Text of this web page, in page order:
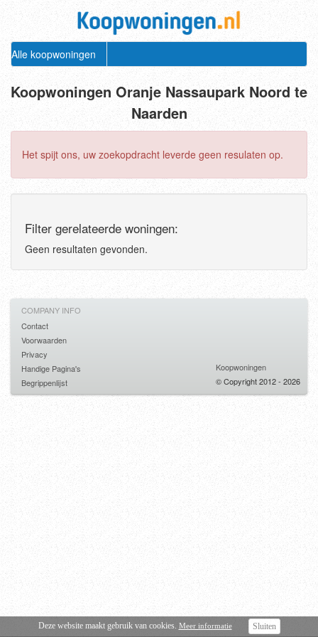
Alle koopwoningen
Koopwoningen Oranje Nassaupark Noord te
Naarden
Het spijt ons, uw zoekopdracht leverde geen resulaten op.
Filter gerelateerde woningen:
Geen resultaten gevonden.
Deze website maakt gebruik van cookies. Meer informatie Sluiten
COMPANY INFO
Contact
Voorwaarden
Privacy
Handige Pagina's
Begrippenlijst
Koopwoningen
© Copyright 2012 - 2026